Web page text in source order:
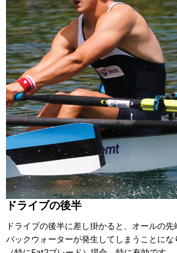
ドライブの後半
ドライブの後半に差し掛かると、オールの
バックウォーターが発生してしまうことに